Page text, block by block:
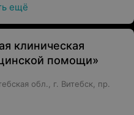
ещё
клиническая
помощи»
обл., г. Витебск, пр.